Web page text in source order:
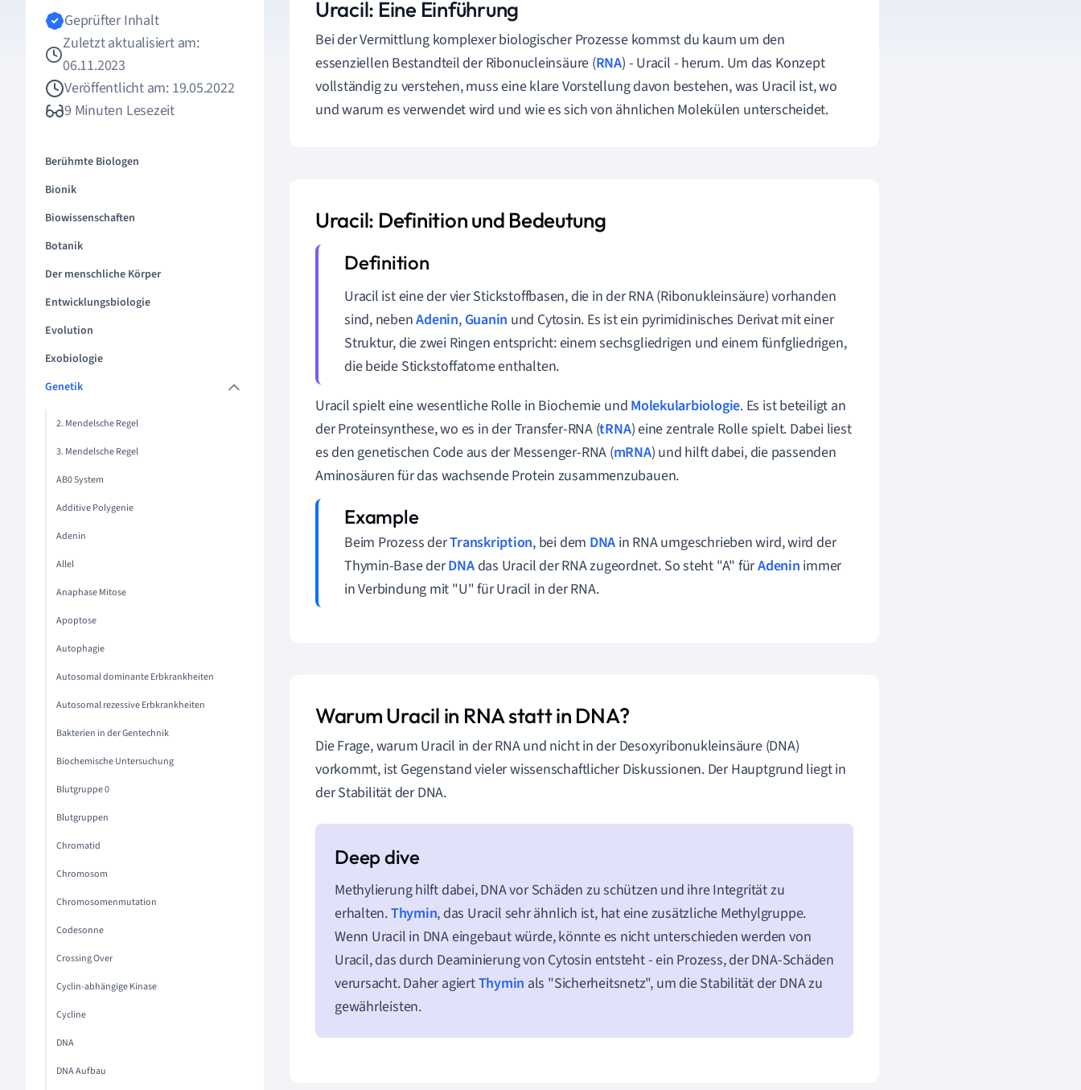
Geprüfter Inhalt
Zuletzt aktualisiert am:
06.11.2023
Veröffentlicht am: 19.05.2022
9 Minuten Lesezeit
Berühmte Biologen
Bionik
Biowissenschaften
Botanik
Der menschliche Körper
Entwicklungsbiologie
Evolution
Exobiologie
Genetik
2. Mendelsche Regel
3. Mendelsche Regel
AB0 System
Additive Polygenie
Adenin
Allel
Anaphase Mitose
Apoptose
Autophagie
Autosomal dominante Erbkrankheiten
Autosomal rezessive Erbkrankheiten
Bakterien in der Gentechnik
Biochemische Untersuchung
Blutgruppe 0
Blutgruppen
Chromatid
Chromosom
Chromosomenmutation
Codesonne
Crossing Over
Cyclin-abhängige Kinase
Cycline
DNA
DNA Aufbau
Uracil: Eine Einführung
Bei der Vermittlung komplexer biologischer Prozesse kommst du kaum um den
essenziellen Bestandteil der Ribonucleinsäure (RNA) - Uracil - herum. Um das Konzept
vollständig zu verstehen, muss eine klare Vorstellung davon bestehen, was Uracil ist, wo
und warum es verwendet wird und wie es sich von ähnlichen Molekülen unterscheidet.
Uracil: Definition und Bedeutung
Uracil ist eine der vier Stickstoffbasen, die in der RNA (Ribonukleinsäure) vorhanden
sind, nebenAdenin, Guanin und Cytosin. Es ist ein pyrimidinisches Derivat mit einer
Struktur, die zwei Ringen entspricht: einem sechsgliedrigen und einem fünfgliedrigen,
die beide Stickstoffatome enthalten.
Uracil spielt eine wesentliche Rolle in Biochemie und Molekularbiologie. Es ist beteiligt an
der Proteinsynthese, wo es in der Transfer-RNA (tRNA) eine zentrale Rolle spielt. Dabei liest
es den genetischen Code aus der Messenger-RNA (mRNA) und hilft dabei, die passenden
Aminosäuren für das wachsende Protein zusammenzubauen.
Beim Prozess derTranskription, bei dem DNA in RNA umgeschrieben wird, wird der
Thymin-Base derDNAdas Uracil der RNA zugeordnet. So steht "A" fürAdenin immer
in Verbindung mit "U" für Uracil in der RNA.
Warum Uracil in RNA statt in DNA?
Die Frage, warum Uracil in der RNA und nicht in der Desoxyribonukleinsäure (DNA)
vorkommt, ist Gegenstand vieler wissenschaftlicher Diskussionen. Der Hauptgrund liegt in
der Stabilität der DNA.
Methylierung hilft dabei, DNA vor Schäden zu schützen und ihre Integrität zu
erhalten.Thymin, das Uracil sehr ähnlich ist, hat eine zusätzliche Methylgruppe.
Wenn Uracil in DNA eingebaut würde, könnte es nicht unterschieden werden von
Uracil, das durch Deaminierung von Cytosin entsteht - ein Prozess, der DNA-Schäden
verursacht. Daher agiertThymin als "Sicherheitsnetz", um die Stabilität der DNA zu
gewährleisten.